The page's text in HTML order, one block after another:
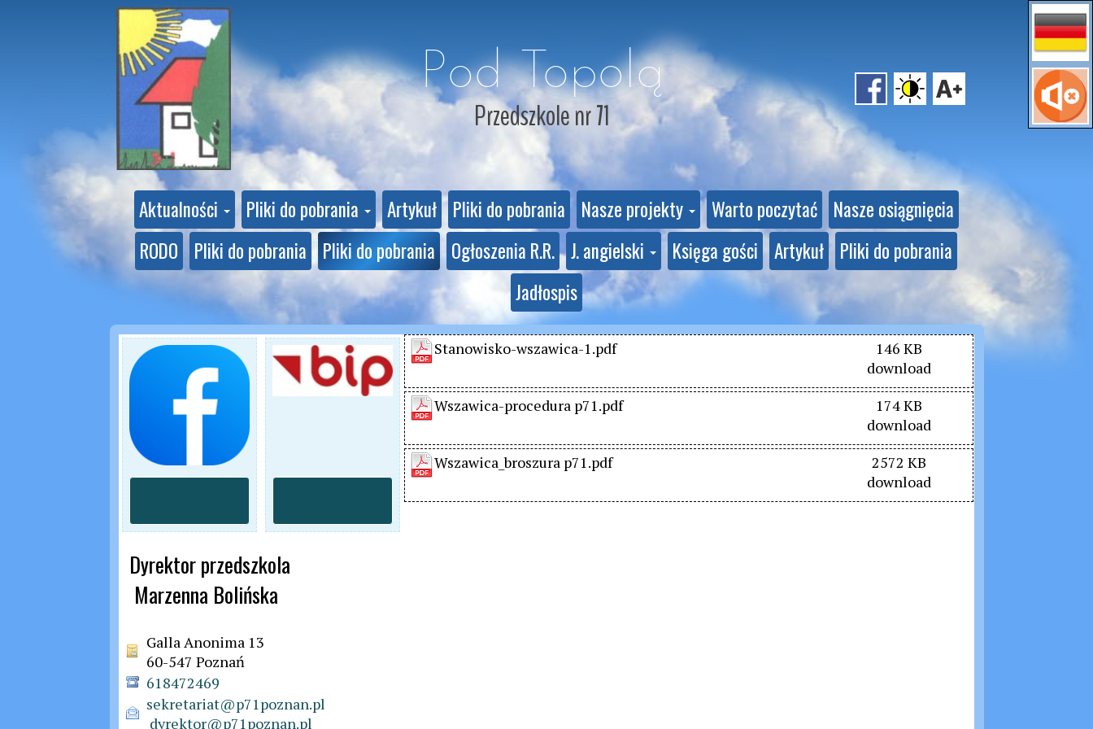
Pod Topolą
Przedszkole nr 71
Aktualności Pliki do pobrania Artykuł Pliki do pobrania Nasze projekty Warto poczytać
Nasze osiągnięcia
RODO
Pliki do pobrania Pliki do pobrania Ogłoszenia R.R. J. angielski Księga gości Artykuł
Pliki do pobrania
Jadłospis
Stanowisko-wszawica-1.pdf
146 KB
download
Wszawica-procedura p71.pdf
174 KB
download
Wszawica_broszura p71.pdf
2572 KB
download
Dyrektor przedszkola
Marzenna Bolińska
Galla Anonima 13
60-547 Poznań
618472469
sekretariat@p71poznan.pl
dyrektor@p71poznan.pl